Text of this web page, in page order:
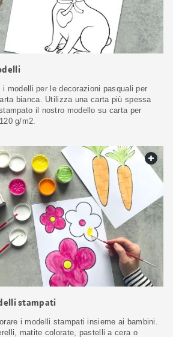
modelli per le decorazioni pasquali per
bianca. Utilizza una carta più spessa
il nostro modello su carta per
g/m2.
stampati
i modelli stampati insieme ai bambini.
matite colorate, pastelli a cera o